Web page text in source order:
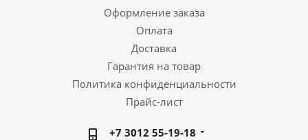
Оформление заказа
Оплата
Доставка
Гарантия на товар
Политика конфиденциальности
Прайс-лист
+7 3012 55-19-18